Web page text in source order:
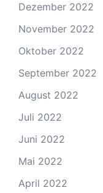
Dezember 2022
November 2022
Oktober 2022
September 2022
August 2022
Juli 2022
Juni 2022
Mai 2022
April 2022